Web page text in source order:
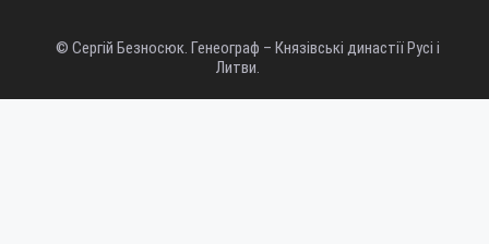
© Сергій Безносюк. Генеограф – Князівські династії Русі і
Литви.